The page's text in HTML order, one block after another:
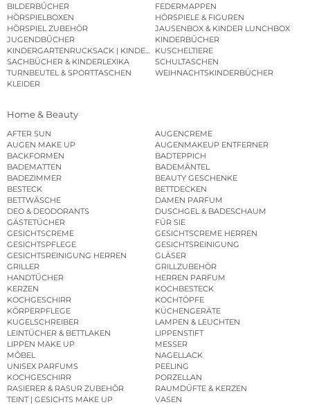
BILDERBÜCHER
FEDERMAPPEN
HÖRSPIELBOXEN
HÖRSPIELE & FIGUREN
HÖRSPIEL ZUBEHÖR
JAUSENBOX & KINDER LUNCHBOX
JUGENDBÜCHER
KINDERBÜCHER
KINDERGARTENRUCKSACK | KINDERGARTENBEUTEL
KUSCHELTIERE
SACHBÜCHER & KINDERLEXIKA
SCHULTASCHEN
TURNBEUTEL & SPORTTASCHEN
WEIHNACHTSKINDERBÜCHER
KLEIDER
Home & Beauty
AFTER SUN
AUGENCREME
AUGEN MAKE UP
AUGENMAKEUP ENTFERNER
BACKFORMEN
BADTEPPICH
BADEMATTEN
BADEMÄNTEL
BADEZIMMER
BEAUTY GESCHENKE
BESTECK
BETTDECKEN
BETTWÄSCHE
DAMEN PARFUM
DEO & DEODORANTS
DUSCHGEL & BADESCHAUM
GÄSTETÜCHER
FÜR SIE
GESICHTSCREME
GESICHTSCREME HERREN
GESICHTSPFLEGE
GESICHTSREINIGUNG
GESICHTSREINIGUNG HERREN
GLÄSER
GRILLER
GRILLZUBEHÖR
HANDTÜCHER
HERREN PARFUM
KERZEN
KOCHBESTECK
KOCHGESCHIRR
KOCHTÖPFE
KÖRPERPFLEGE
KÜCHENGERÄTE
KUGELSCHREIBER
LAMPEN & LEUCHTEN
LEINTÜCHER & BETTLAKEN
LIPPENSTIFT
LIPPEN MAKE UP
MESSER
MÖBEL
NAGELLACK
UNISEX PARFUMS
PEELING
KOCHGESCHIRR
PORZELLAN
RASIERER & RASUR ZUBEHÖR
RAUMDÜFTE & KERZEN
TEINT | GESICHTS MAKE UP
VASEN